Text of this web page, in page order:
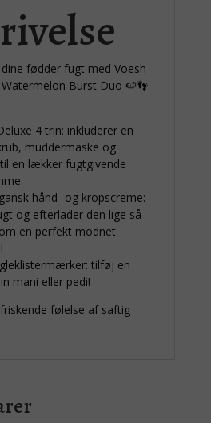
fødder fugt med Voesh
Burst Duo 🍉👣
4 trin: inkluderer en
muddermaske og
en lækker fugtgivende
hånd- og kropscreme:
og efterlader den lige så
en perfekt modnet
tilføj en
mani eller pedi!
følelse af saftig